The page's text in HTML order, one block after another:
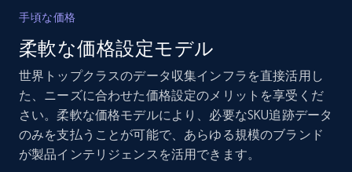
Home Depot US - Discovery products by
specific category URL
URL, Domain, Country code, Model number,
Sku, Product id, Product name, Manufacturer,
and more.
手頃な価格
柔軟な価格設定モデル
世界トップクラスのデータ収集インフラを直接活用し
た、ニーズに合わせた価格設定のメリットを享受くだ
さい。柔軟な価格モデルにより、必要なSKU追跡データ
のみを支払うことが可能で、あらゆる規模のブランド
が製品インテリジェンスを活用できます。